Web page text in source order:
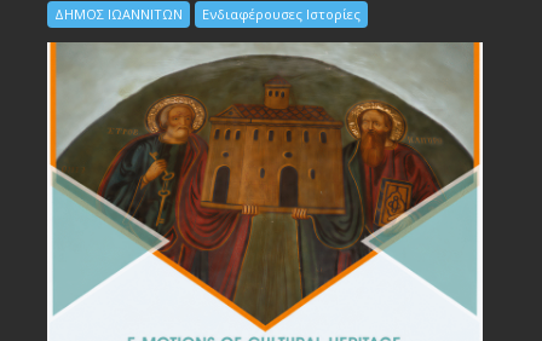
ΔΗΜΟΣ ΙΩΑΝΝΙΤΩΝ Ενδιαφέρουσες Ιστορίες